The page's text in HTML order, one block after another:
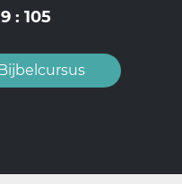
: 105